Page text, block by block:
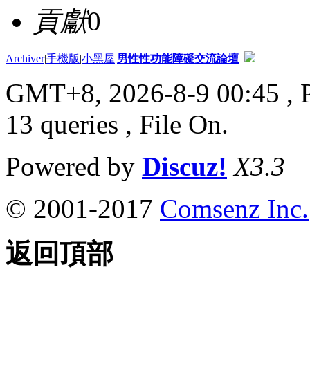
貢獻0
Archiver|手機版|小黑屋|男性性功能障礙交流論壇
GMT+8, 2026-8-9 00:45 ,
13 queries , File On.
Powered by Discuz! X3.3
© 2001-2017 Comsenz Inc.
返回頂部